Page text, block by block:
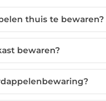
thuis te bewaren?
bewaren?